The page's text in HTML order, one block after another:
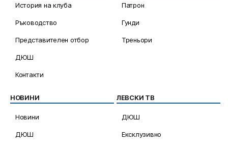
История на клуба
Ръководство
Представителен отбор
ДЮШ
Контакти
Патрон
Гунди
Треньори
НОВИНИ
Новини
ДЮШ
ЛЕВСКИ ТВ
ДЮШ
Ексклузивно